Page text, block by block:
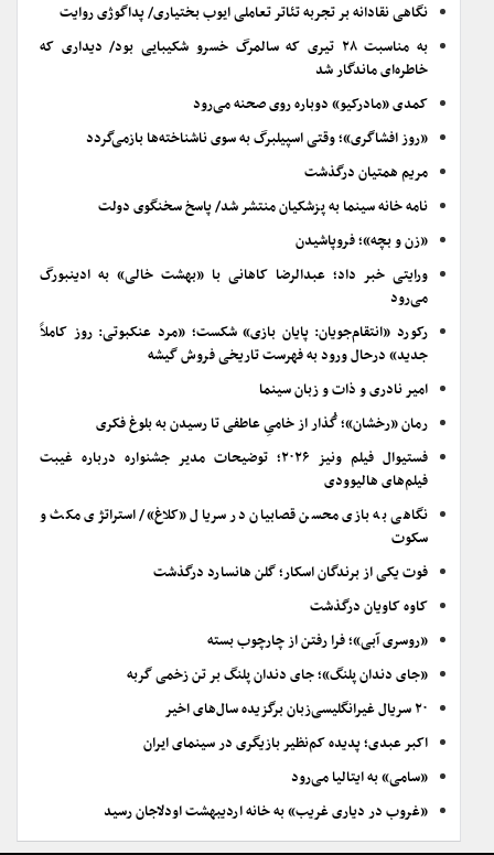
نگاهی نقادانه بر تجربه تئاتر تعاملی ایوب بختیاری/ پداگوژی روایت
به مناسبت ۲۸ تیری که سالمرگ خسرو شکیبایی بود/ دیداری که
خاطره‌ای ماندگار شد
کمدی «مادرکیو» دوباره روی صحنه می‌رود
«روز افشاگری»؛ وقتی اسپیلبرگ به سوی ناشناخته‌ها بازمی‌گردد
مریم همتیان درگذشت
نامه خانه سینما به پزشکیان منتشر شد/ پاسخ سخنگوی دولت
«زن و بچه»؛ فروپاشیدن
ورایتی خبر داد؛ عبدالرضا کاهانی با «بهشت خالی» به ادینبورگ
می‌رود
رکورد «انتقام‌جویان: پایان بازی» شکست؛ «مرد عنکبوتی: روز کاملاً
جدید» درحال ورود به فهرست تاریخی فروش گیشه
امیر نادری و ذات و زبان سینما
رمان «رخشان»؛ گُذار از خامیِ عاطفی تا رسیدن به بلوغ فکری
فستیوال فیلم ونیز ۲۰۲۶؛ توضیحات مدیر جشنواره درباره غیبت
فیلم‌های هالیوودی
نگاهی به بازی محسن قصابیان در سریال «کلاغ»/ استراتژی مکث و
سکوت
فوت یکی از برندگان اسکار؛ گلن هانسارد درگذشت
کاوه کاویان درگذشت
«روسری آبی»؛ فرا رفتن از چارچوب بسته
«جای دندان پلنگ»؛ جای دندان پلنگ بر تن زخمی گربه
۲۰ سریال غیرانگلیسی‌زبان برگزیده سال‌های اخیر
اکبر عبدی؛ پدیده کم‌نظیر بازیگری در سینمای ایران
«سامی» به ایتالیا می‌رود
«غروب در دیاری غریب» به خانه اردیبهشت اودلاجان رسید